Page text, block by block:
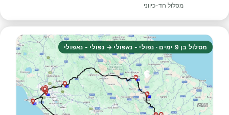
מסלול חד-כיווני
מסלול בן 9 ימים · נפולי - נאפולי → נפולי - נאפולי